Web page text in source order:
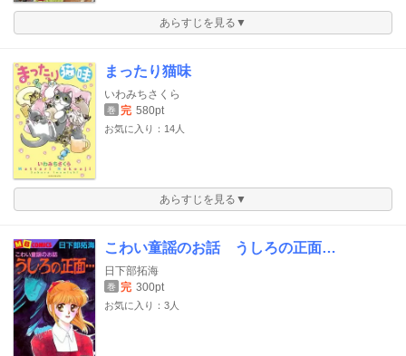
あらすじを見る▼
まったり猫味
いわみちさくら
巻 完 580pt
お気に入り：14人
あらすじを見る▼
こわい童謡のお話 うしろの正面…
日下部拓海
巻 完 300pt
お気に入り：3人